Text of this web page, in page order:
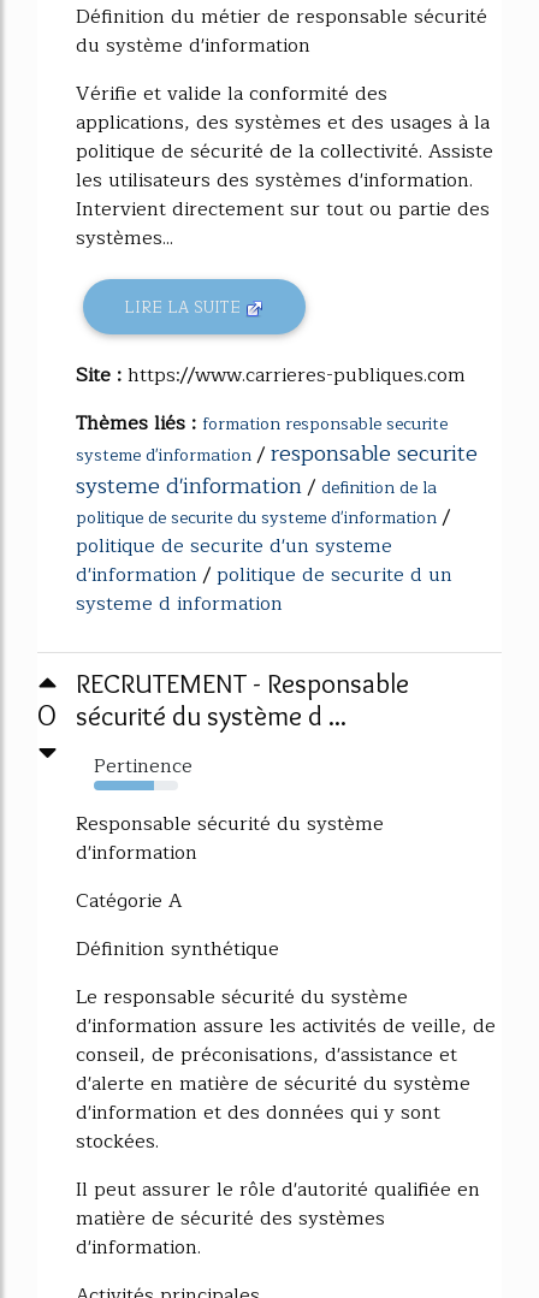
Définition du métier de responsable sécurité
du système d'information
Vérifie et valide la conformité des
applications, des systèmes et des usages à la
politique de sécurité de la collectivité. Assiste
les utilisateurs des systèmes d'information.
Intervient directement sur tout ou partie des
systèmes...
LIRE LA SUITE
Site :https://www.carrieres-publiques.com
Thèmes liés : formation responsable securite
systeme d'information/responsable securite
systeme d'information/ definition de la
politique de securite du systeme d'information/
politique de securite d'un systeme
d'information/politique de securite d un
systeme d information
0
RECRUTEMENT - Responsable
sécurité du système d ...
Pertinence
72%
Responsable sécurité du système
d'information
Catégorie A
Définition synthétique
Le responsable sécurité du système
d'information assure les activités de veille, de
conseil, de préconisations, d'assistance et
d'alerte en matière de sécurité du système
d'information et des données qui y sont
stockées.
Il peut assurer le rôle d'autorité qualifiée en
matière de sécurité des systèmes
d'information.